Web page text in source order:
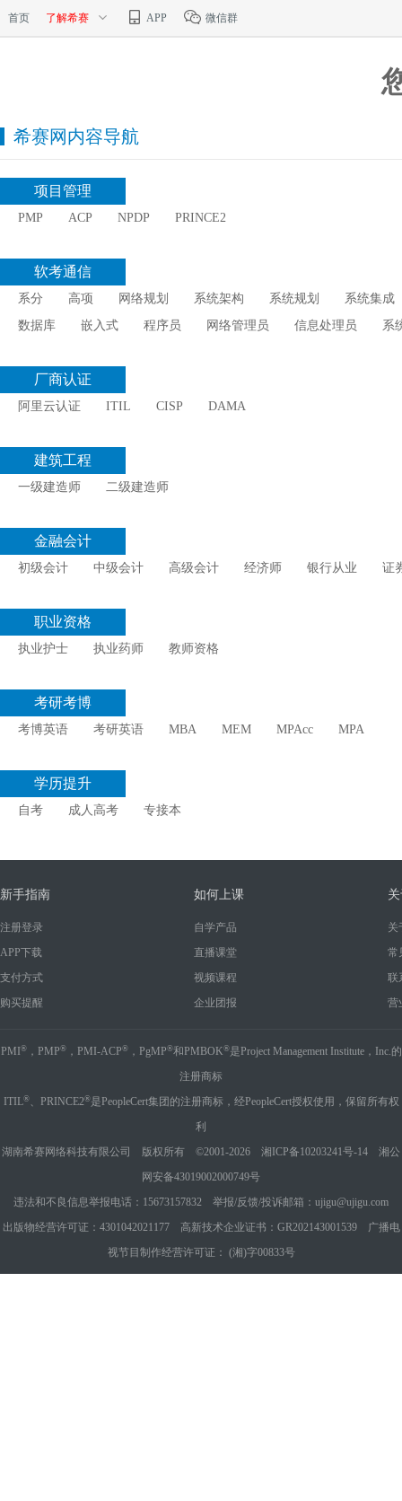
首页 了解希赛 APP 微信群
希赛网内容导航
项目管理
PMP ACP NPDP PRINCE2
软考通信
系分 高项 网络规划 系统架构 系统规划
系统集成
数据库
嵌入式 程序员 网络管理员 信息处理员 系
厂商认证
阿里云认证 ITIL CISP DAMA
建筑工程
一级建造师 二级建造师
金融会计
初级会计 中级会计 高级会计 经济师 银行从业 证
职业资格
执业护士 执业药师 教师资格
考研考博
考博英语 考研英语 MBA MEM MPAcc MPA
学历提升
自考 成人高考 专接本
新手指南
注册登录
APP下载
支付方式
购买提醒
如何上课
自学产品
直播课堂
视频课程
企业团报
关
常
联
营
PMI ®，PMP®，PMI-ACP®，PgMP®和PMBOK®是Project Management Institute，Inc.的
注册商标
ITIL®、PRINCE2®是PeopleCert集团的注册商标，经PeopleCert授权使用，保留所有权
利
湖南希赛网络科技有限公司 版权所有 ©2001-2026 湘ICP备10203241号-14
湘公
网安备43019002000749号
违法和不良信息举报电话：15673157832 举报/反馈/投诉邮箱：ujigu@ujigu.com
出版物经营许可证：4301042021177 高新技术企业证书：GR202143001539 广播电
视节目制作经营许可证： (湘)字00833号